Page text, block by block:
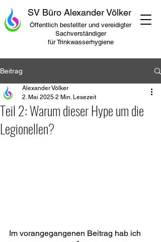
SV Büro Alexander Völker
Öffentlich bestellter und vereidigter
Sachverständiger
für Trinkwasserhygiene
Beitrag
Teil 2: Warum dieser Hype um die
Legionellen?
Alexander Völker
2. Mai 2025 2 Min. Lesezeit
Im vorangegangenen Beitrag hab ich